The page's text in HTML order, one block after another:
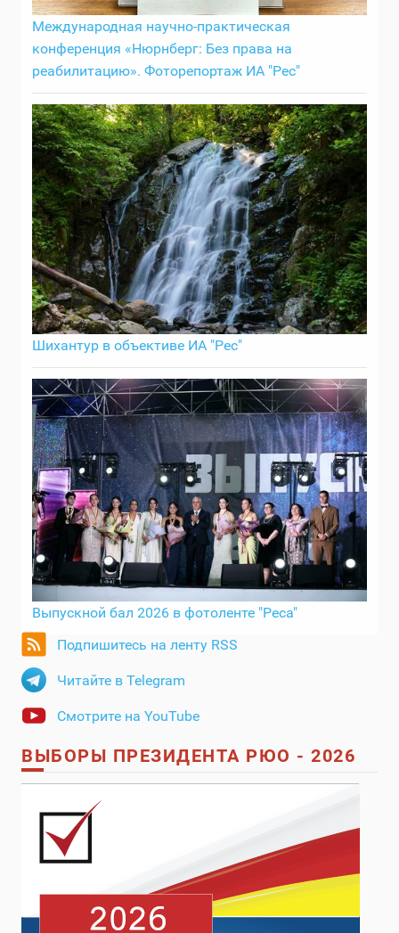
Международная научно-практическая
конференция «Нюрнберг: Без права на
реабилитацию». Фоторепортаж ИА "Рес"
Шихантур в объективе ИА "Рес"
Выпускной бал 2026 в фотоленте "Реса"
Подпишитесь на ленту RSS
Читайте в Telegram
Смотрите на YouTube
ВЫБОРЫ ПРЕЗИДЕНТА РЮО - 2026